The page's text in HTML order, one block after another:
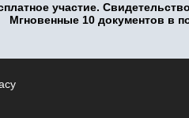
участие.
Мгновенные 10 документов в